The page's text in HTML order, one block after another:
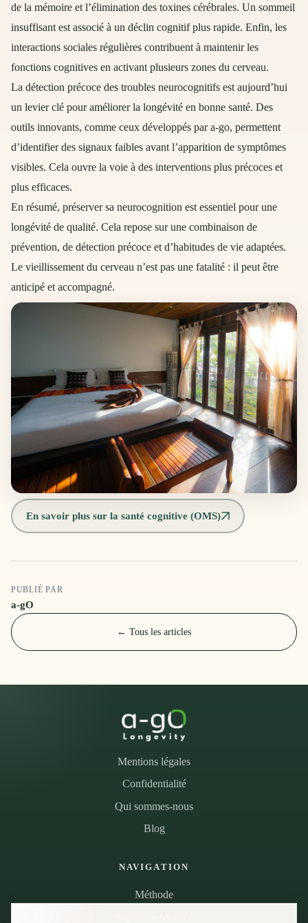
de la mémoire et l’élimination des toxines cérébrales. Un sommeil
insuffisant est associé à un déclin cognitif plus rapide. Enfin, les
interactions sociales régulières contribuent à maintenir les
fonctions cognitives en activant plusieurs zones du cerveau.
La détection précoce des troubles neurocognitifs est aujourd’hui
un levier clé pour améliorer la longévité en bonne santé. Des
outils innovants, comme ceux développés par a-go, permettent
d’identifier des signaux faibles avant l’apparition de symptômes
visibles. Cela ouvre la voie à des interventions plus précoces et
plus efficaces.
En résumé, préserver sa neurocognition est essentiel pour une
longévité de qualité. Cela repose sur une combinaison de
prévention, de détection précoce et d’habitudes de vie adaptées.
Le vieillissement du cerveau n’est pas une fatalité : il peut être
anticipé et accompagné.
En savoir plus sur la santé cognitive (OMS)
PUBLIÉ PAR
a-gO
← Tous les articles
Mentions légales
Confidentialité
Qui sommes-nous
Blog
NAVIGATION
Méthode